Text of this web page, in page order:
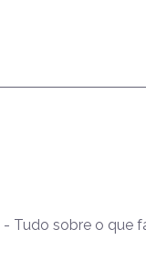
- Tudo sobre o que